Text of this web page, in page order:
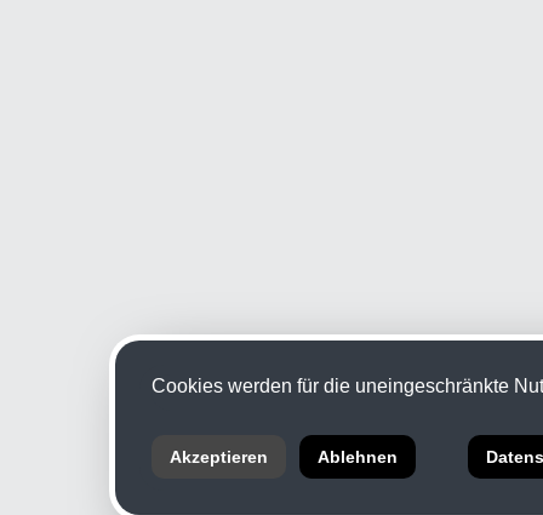
Cookies werden für die uneingeschränkte
Akzeptieren Ablehnen